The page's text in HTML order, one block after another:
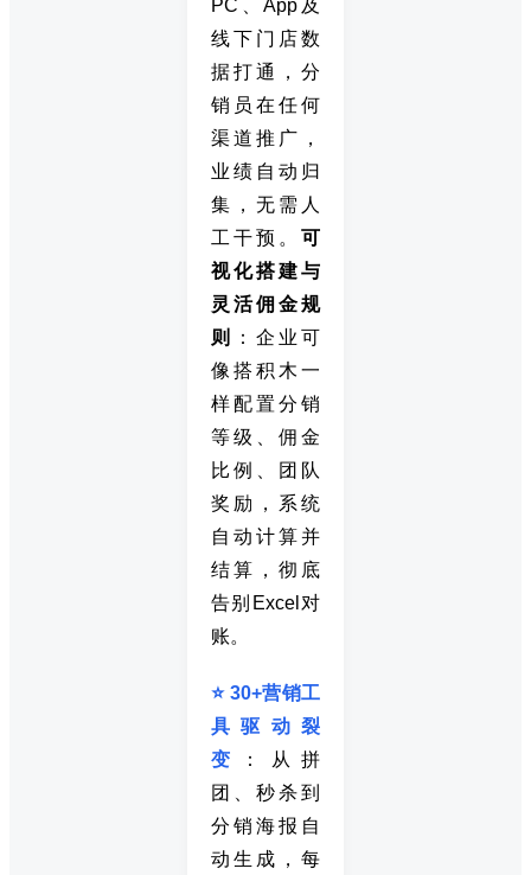
PC、App及
线下门店数
据打通，分
销员在任何
渠道推广，
业绩自动归
集，无需人
工干预。 可
视化搭建与
灵活佣金规
则
：企业可
像搭积木一
样配置分销
等级、佣金
比例、团队
奖励，系统
自动计算并
结算，彻底
告别Excel对
账。
⭐ 30+营销工
具驱动裂
变
：从拼
团、秒杀到
分销海报自
动生成，每